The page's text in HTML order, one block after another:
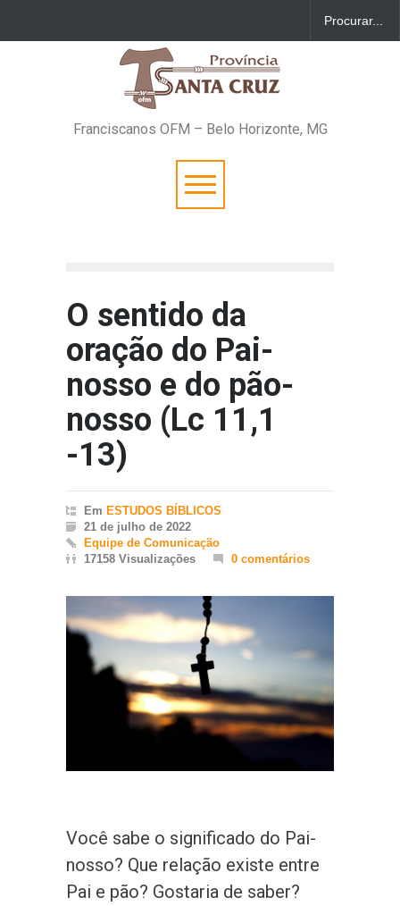
Franciscanos OFM – Belo Horizonte, MG
O sentido da
oração do Pai-
nosso e do pão-
nosso (Lc 11,1
-13)
Em ESTUDOS BÍBLICOS
21 de julho de 2022
Equipe de Comunicação
17158 Visualizações
0 comentários
Você sabe o significado do Pai-
nosso? Que relação existe entre
Pai e pão? Gostaria de saber?